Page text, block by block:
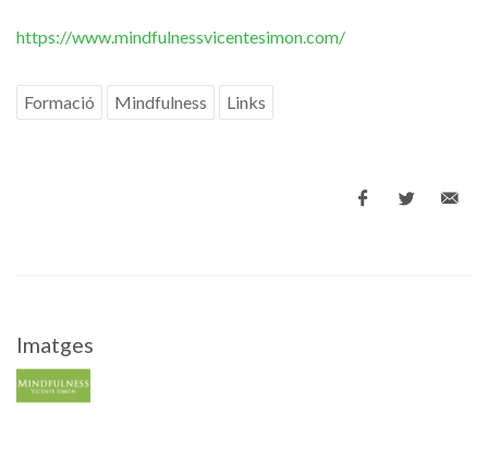
https://www.mindfulnessvicentesimon.com/
Formació Mindfulness Links
Imatges